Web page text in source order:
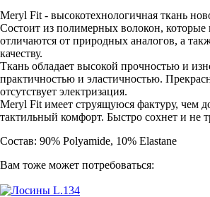
Meryl Fit - высокотехнологичная ткань
Состоит из полимерных волокон,
отличаются от природных аналогов, а
качеству.
Ткань обладает высокой прочностью и
практичностью и эластичностью.
отсутствует электризация.
Meryl Fit имеет струящуюся фактуру, чем
тактильный комфорт. Быстро сохнет и не
Состав: 90% Polyamide, 10% Elastane
Вам тоже может потребоваться: